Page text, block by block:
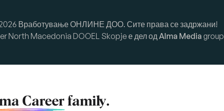
Вработување ОНЛИНЕ ДОО. Сите права се задржани!
North Macedonia DOOEL Skopje е дел од Alma Media group
Careerfamily.